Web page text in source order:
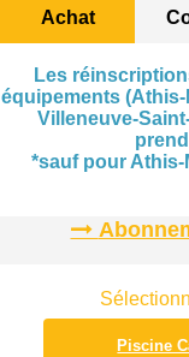
Achat
Les
équipements
Villeneuve-
*sauf pour Athis-
Piscine